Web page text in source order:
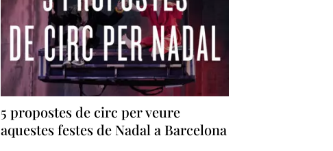
5 propostes de circ per veure
aquestes festes de Nadal a Barcelona